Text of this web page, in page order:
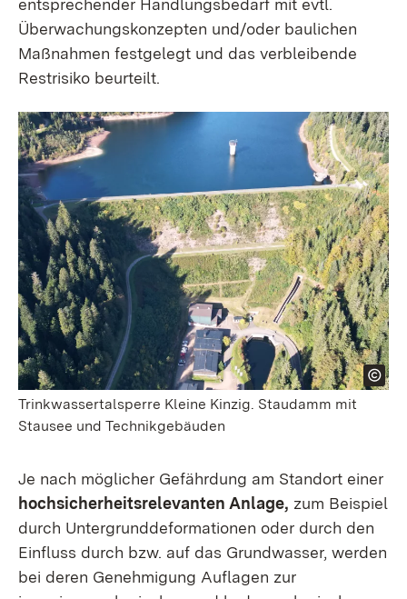
entsprechender Hand­lungs­bedarf mit evtl.
Überwachungs­konzepten und/oder baulichen
Maßnahmen festgelegt und das verbleibende
Rest­risiko beurteilt.
Trinkwassertalsperre Kleine Kinzig. Staudamm mit
Stausee und Technikgebäuden
Je nach möglicher Gefährdung am Standort einer
hochsicherheitsrelevanten Anlage, zum Beispiel
durch Untergrunddeformationen oder durch den
Einfluss durch bzw. auf das Grundwasser, werden
bei deren Genehmigung Auflagen zur